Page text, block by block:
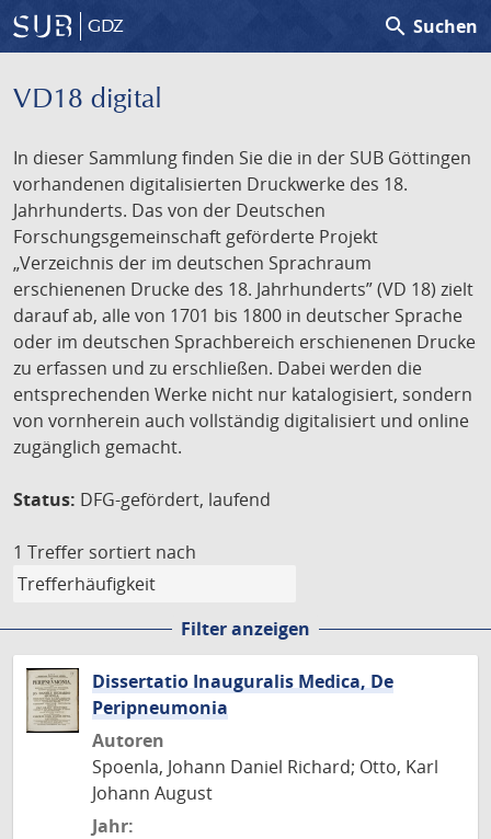
GDZ search Suchen
VD18 digital
In dieser Sammlung finden Sie die in der SUB Göttingen
vorhandenen digitalisierten Druckwerke des 18.
Jahrhunderts. Das von der Deutschen
Forschungsgemeinschaft geförderte Projekt
„Verzeichnis der im deutschen Sprachraum
erschienenen Drucke des 18. Jahrhunderts” (VD 18) zielt
darauf ab, alle von 1701 bis 1800 in deutscher Sprache
oder im deutschen Sprachbereich erschienenen Drucke
zu erfassen und zu erschließen. Dabei werden die
entsprechenden Werke nicht nur katalogisiert, sondern
von vornherein auch vollständig digitalisiert und online
zugänglich gemacht.
Status: DFG-gefördert, laufend
1 Treffer sortiert nach
Filter anzeigen
Dissertatio Inauguralis Medica, De
Peripneumonia
Autoren
Spoenla, Johann Daniel Richard; Otto, Karl
Johann August
Jahr: